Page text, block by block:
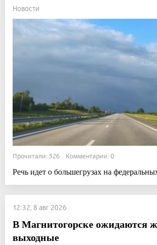
Новости
Прочитали: 526 Комментарии: 0
Речь идет о большегрузах на
12:32, 8 авг 2026
В Магнитогорске ожидаются
выходные